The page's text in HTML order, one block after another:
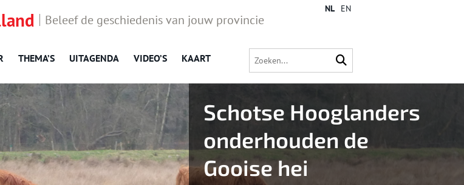
Beleef de geschiedenis van jouw provincie
THEMA’S UITAGENDA VIDEO’S KAART
NL EN
Schotse Hooglanders
onderhouden de
Gooise hei